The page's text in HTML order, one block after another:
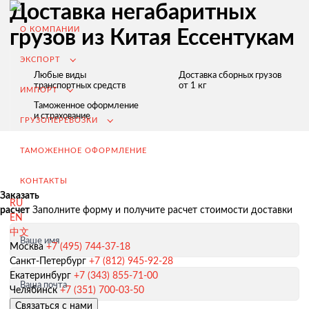
О КОМПАНИИ
ЭКСПОРТ
ИМПОРТ
ГРУЗОПЕРЕВОЗКИ
ТАМОЖЕННОЕ ОФОРМЛЕНИЕ
КОНТАКТЫ
RU
EN
中文
Москва +7 (495) 744-37-18
Санкт-Петербург +7 (812) 945-92-28
Екатеринбург +7 (343) 855-71-00
Челябинск +7 (351) 700-03-50
Связаться с нами
Экспорт из России
Заключение контрактов и согласование условий поставки
Таможенное оформление и разрешительная документация
Доставка негабаритных
грузов из Китая Ессентукам
Любые виды
транспортных средств
Доставка сборных грузов
от 1 кг
Таможенное оформление
и страхование
Заказать
расчет Заполните форму и получите расчет стоимости доставки
Ваше имя
Ваша почта